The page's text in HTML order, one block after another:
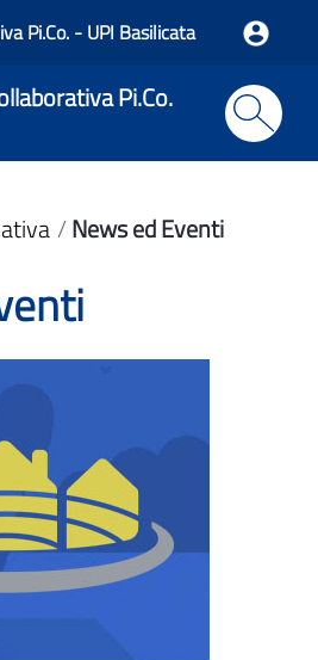
Pi.Co. - UPI Basilicata
Pi.Co.
News ed Eventi